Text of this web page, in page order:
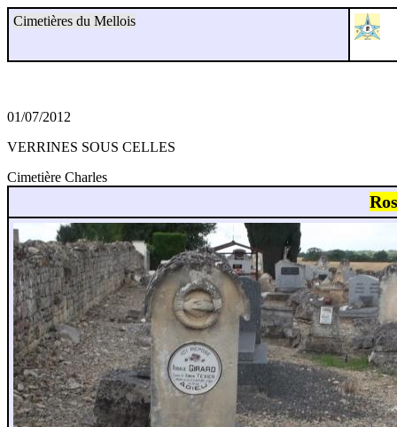
Cimetières du Mellois
01/07/2012
VERRINES SOUS CELLES
Cimetière Charles